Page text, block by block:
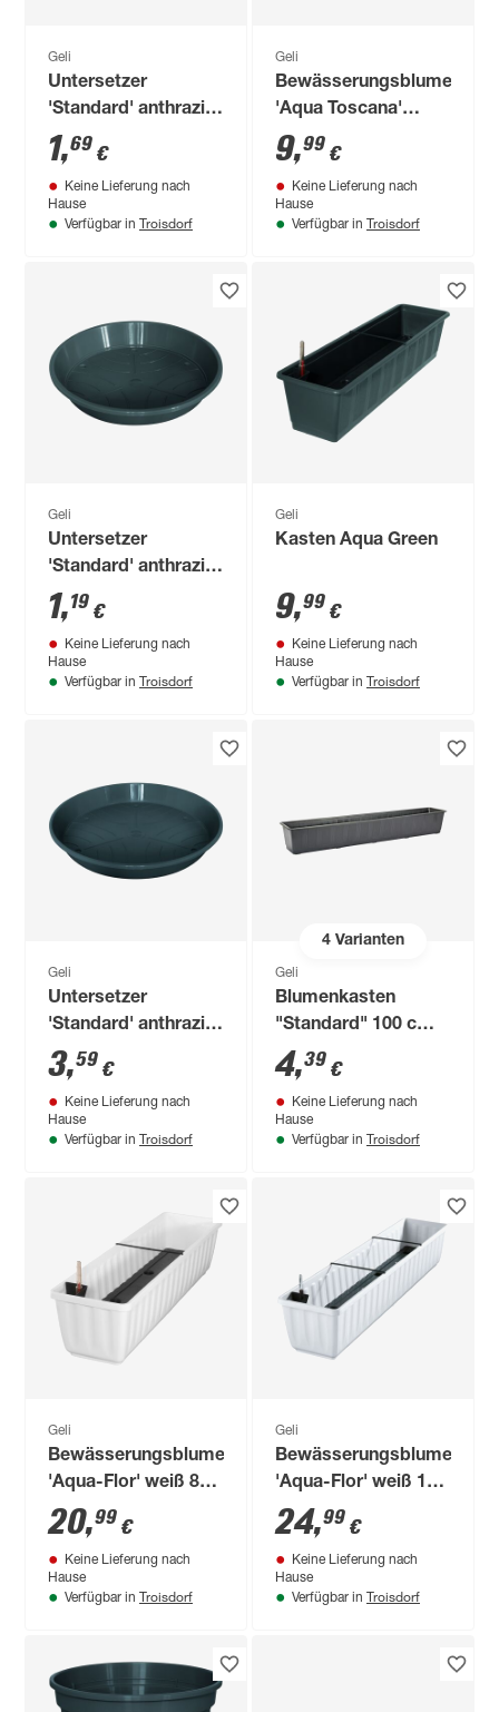
Geli
Untersetzer
'Standard' anthrazit
Ø 16 cm
1,69 €
Keine Lieferung nach
Hause
Verfügbar in Troisdorf
Geli
'Aqua Toscana'
anthrazit 60 cm
9,99 €
Keine Lieferung nach
Hause
Verfügbar in Troisdorf
Geli
Untersetzer
'Standard' anthrazit
Ø 12 cm
1,19 €
Keine Lieferung nach
Hause
Verfügbar in Troisdorf
Geli
Kasten Aqua Green
9,99 €
Keine Lieferung nach
Hause
Verfügbar in Troisdorf
Geli
Untersetzer
'Standard' anthrazit
Ø 27 cm
3,59 €
Keine Lieferung nach
Hause
Verfügbar in Troisdorf
4Varianten
Geli
Blumenkasten
"Standard" 100 cm
anthrazit
4,39 €
Keine Lieferung nach
Hause
Verfügbar in Troisdorf
Geli
Bewässerungsblumenkasten
'Aqua-Flor' weiß 80
cm
20,99 €
Keine Lieferung nach
Hause
Verfügbar in Troisdorf
Geli
'Aqua-Flor' weiß 100
cm
24,99 €
Keine Lieferung nach
Hause
Verfügbar in Troisdorf